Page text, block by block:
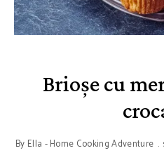
Brioșe cu
By Ella - Home Cooking Adventure